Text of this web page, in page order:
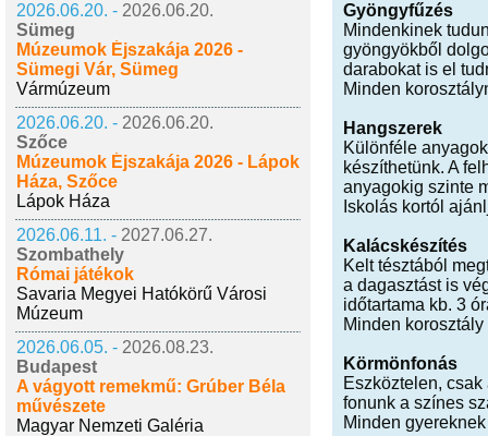
2026.06.20. - 2026.06.20.
Sümeg
Múzeumok Éjszakája 2026 -
Sümegi Vár, Sümeg
Vármúzeum
2026.06.20. - 2026.06.20.
Szőce
Múzeumok Éjszakája 2026 - Lápok
Háza, Szőce
Lápok Háza
2026.06.11. - 2027.06.27.
Szombathely
Római játékok
Savaria Megyei Hatókörű Városi
Múzeum
2026.06.05. - 2026.08.23.
Budapest
A vágyott remekmű: Grúber Béla
művészete
Magyar Nemzeti Galéria
Gyöngyfűzés
Mindenkinek
gyöngyökből
darabokat is el
Minden
Hangszerek
Különféle
készíthetünk. A
anyagokig szinte
Iskolás kortól
Kalácskészítés
Kelt tésztából
a dagasztást is
időtartama kb. 3
Minden
Körmönfonás
Eszköztelen,
fonunk a színes
Minden